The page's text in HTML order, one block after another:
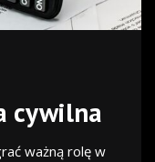
cywilna
ważną rolę w